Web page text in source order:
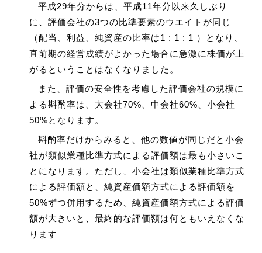
平成29年分からは、平成11年分以来久しぶり
に、評価会社の3つの比準要素のウエイトが同じ
（配当、利益、純資産の比率は1 : 1 : 1 ）となり、
直前期の経営成績がよかった場合に急激に株価が上
がるということはなくなりました。
また、評価の安全性を考慮した評価会社の規模に
よる斟酌率は、大会社70%、中会社60%、小会社
50%となります。
斟酌率だけからみると、他の数値が同じだと小会
社が類似業種比準方式による評価額は最も小さいこ
とになります。ただし、小会社は類似業種比準方式
による評価額と、純資産価額方式による評価額を
50%ずつ併用するため、純資産価額方式による評価
額が大きいと、最終的な評価額は何ともいえなくな
ります